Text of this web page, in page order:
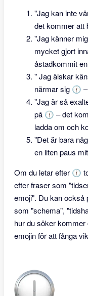
"Jag kan inte
det kommer att
"Jag känner
mycket gjort
åstadkommit
" Jag älskar
närmar sig 🕧
"Jag är så
på 🕧 – det
ladda om och
"Det är bara
en liten paus
Om du letar efter 🕧
efter fraser som
emoji". Du kan också
som "schema",
hur du söker
emojin för att fånga